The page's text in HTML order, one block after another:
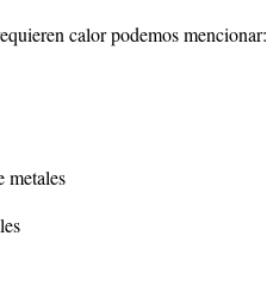
calor podemos mencionar:
metales